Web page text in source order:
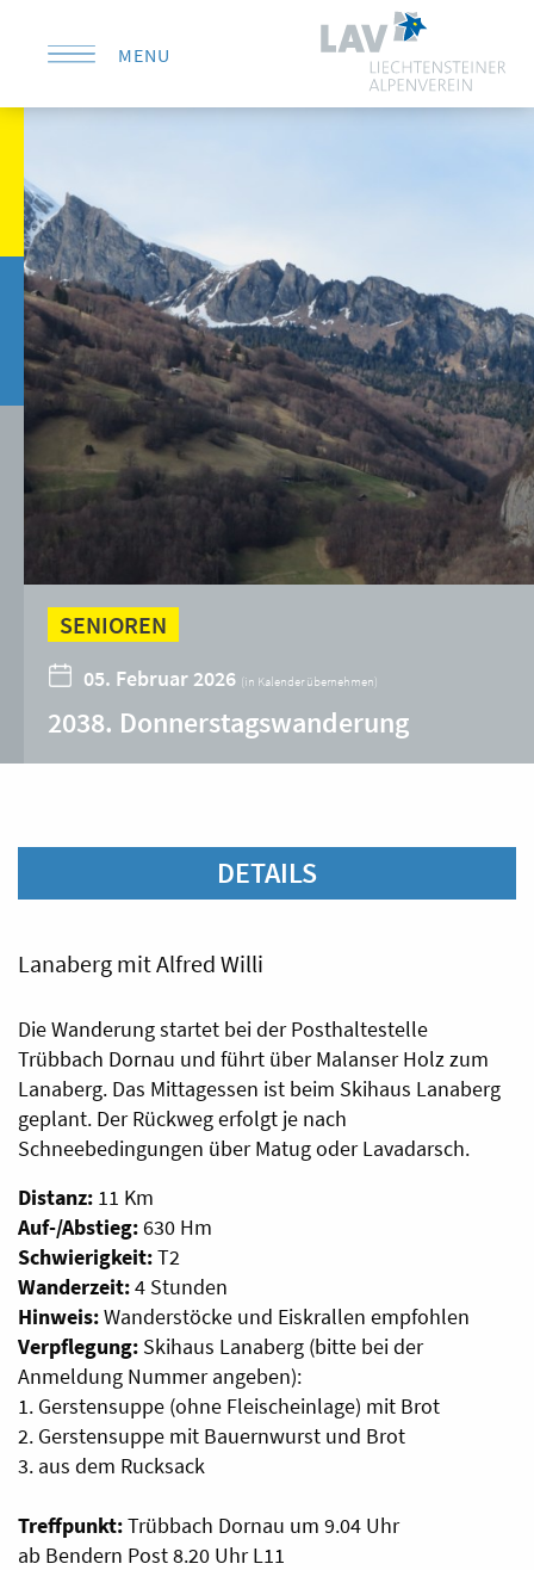
MENU
SENIOREN
05. Februar 2026 (in Kalender übernehmen)
2038. Donnerstagswanderung
DETAILS
Lanaberg mit Alfred Willi
Die Wanderung startet bei der Posthaltestelle
Trübbach Dornau und führt über Malanser Holz zum
Lanaberg. Das Mittagessen ist beim Skihaus Lanaberg
geplant. Der Rückweg erfolgt je nach
Schneebedingungen über Matug oder Lavadarsch.
Distanz: 11 Km
Auf-/Abstieg:630 Hm
Schwierigkeit:T2
Wanderzeit:4 Stunden
Hinweis:Wanderstöcke und Eiskrallen empfohlen
Verpflegung: Skihaus Lanaberg (bitte bei der
Anmeldung Nummer angeben):
1. Gerstensuppe (ohne Fleischeinlage) mit Brot
2. Gerstensuppe mit Bauernwurst und Brot
3. aus dem Rucksack
Treffpunkt:Trübbach Dornau um 9.04 Uhr
ab Bendern Post 8.20 Uhr L11